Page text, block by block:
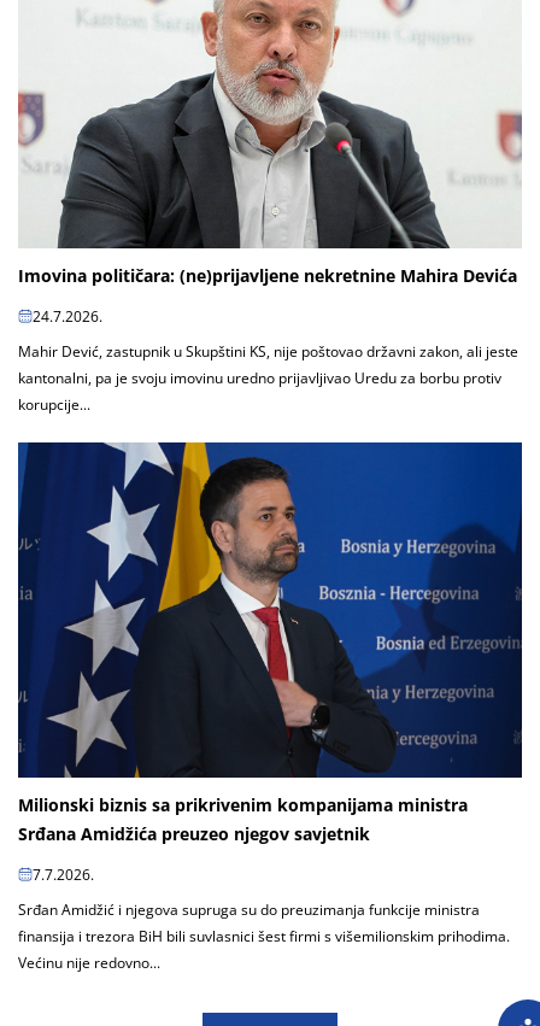
Imovina političara: (ne)prijavljene nekretnine Mahira Devića
24.7.2026.
Mahir Dević, zastupnik u Skupštini KS, nije poštovao državni zakon, ali jeste
kantonalni, pa je svoju imovinu uredno prijavljivao Uredu za borbu protiv
korupcije...
Milionski biznis sa prikrivenim kompanijama ministra
Srđana Amidžića preuzeo njegov savjetnik
7.7.2026.
Srđan Amidžić i njegova supruga su do preuzimanja funkcije ministra
finansija i trezora BiH bili suvlasnici šest firmi s višemilionskim prihodima.
Većinu nije redovno...